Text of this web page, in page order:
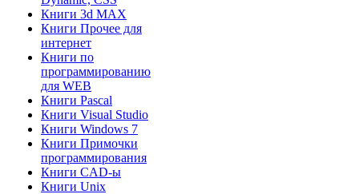
Книги 3d MAX
Книги Прочее для
интернет
Книги по
программированию
для WEB
Книги Pascal
Книги Visual Studio
Книги Windows 7
Книги Примочки
программирования
Книги CAD-ы
Книги Unix